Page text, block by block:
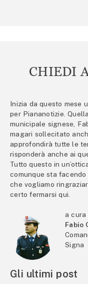
CHIEDI
Inizia da questo mese
per Piananotizie.
municipale signese,
magari sollecitato
approfondirà tutte le
risponderà anche ai
Tutto questo in
comunque sta
che vogliamo
certo fermarsi qui.
a cura
Fabio
Signa
Gli ultimi post